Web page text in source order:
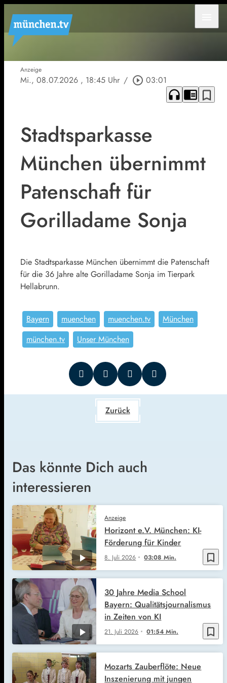
Anzeige
Mi., 08.07.2026 , 18:45 Uhr / play_circle_outline 03:01
headphones chrome_reader_mode bookmark_border
Stadtsparkasse
München übernimmt
Patenschaft für
Gorilladame Sonja
Die Stadtsparkasse München übernimmt die Patenschaft
für die 36 Jahre alte Gorilladame Sonja im Tierpark
Hellabrunn.
Bayern muenchen muenchen.tv
München
münchen.tv
Unser München
Zurück
Das könnte Dich auch
interessieren
bookmark_border
Anzeige
8. Juli 2026 03:08 Min.
Horizont e.V. München: KI-
Förderung für Kinder
bookmark_border
21. Juli 2026 01:54 Min.
30 Jahre Media School
Bayern: Qualitätsjournalismus
in Zeiten von KI
Mozarts Zauberflöte: Neue
Inszenierung mit jungen